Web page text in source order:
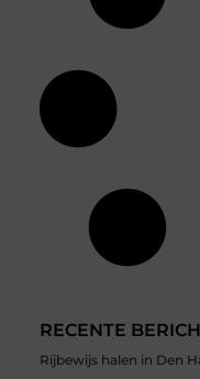
RECENTE
Rijbewijs halen in Den